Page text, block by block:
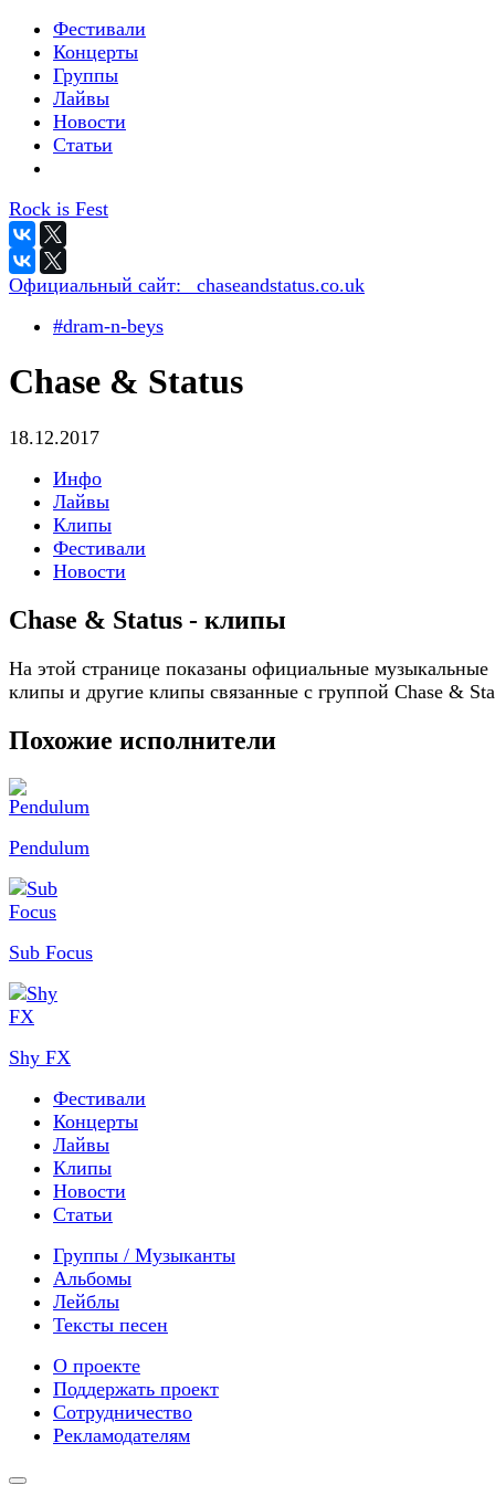
Фестивали
Концерты
Группы
Лайвы
Новости
Статьи
Rock is Fest
Официальный сайт:
_chaseandstatus.co.uk
#dram-n-beys
Chase & Status
18.12.2017
Инфо
Лайвы
Клипы
Фестивали
Новости
Chase & Status - клипы
На этой странице показаны официальные музыкальные
клипы и другие клипы связанные с группой Chase &
Похожие исполнители
Pendulum
Sub Focus
Shy FX
Фестивали
Концерты
Лайвы
Клипы
Новости
Статьи
Группы / Музыканты
Альбомы
Лейблы
Тексты песен
О проекте
Поддержать проект
Сотрудничество
Рекламодателям